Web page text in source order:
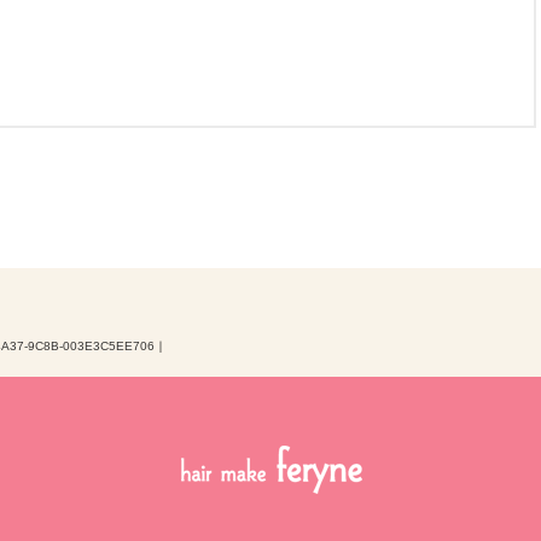
9C8B-003E3C5EE706 ｜